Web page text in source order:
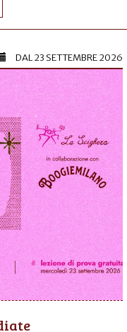
DAL23 SETTEMBRE 2026